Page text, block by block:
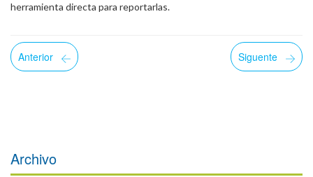
herramienta directa para reportarlas.
Anterior Siguente
Archivo